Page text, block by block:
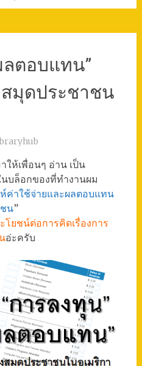
ลตอบแทน”
มุดประชาชน
ห้เพื่อนๆ อ่าน เป็น
บล็อกของที่ทำงานผม
ห์ค่าใช้จ่ายและผลตอบแทน
น”
โยชน์ต่อการคิดเรื่องการ
อ่ะครับ